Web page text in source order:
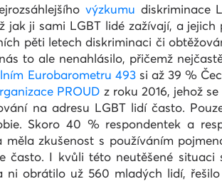
výzkumu diskriminace
ji sami LGBT lidé zažívají, a jejich
pěti letech diskriminaci či
to ale nenahlásilo, přičemž
Eurobarometru 493si až 39 %
PROUD z roku 2016, jehož
na adresu LGBT lidí často.
Skoro 40 % respondentek a
zkušenost s používáním
I kvůli této neutěšené situaci
ni obrátilo už 560 mladých lidí,